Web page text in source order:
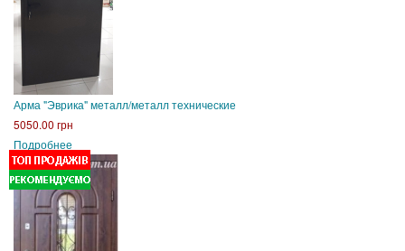
Арма "Эврика" металл/металл технические
5050.00 грн
Подробнее